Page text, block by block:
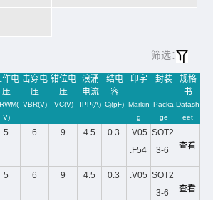
筛选：
作电
压
击穿电
压
钳位电
压
浪涌
电流
结电
容
印字 封装
规格
书
V)
VBR(V) VC(V) IPP(A) Cj(pF) Markin
g
Packa
ge
Datash
eet
5 6 9 4.5 0.3
.V05
.F54
SOT2
3-6
查看
5 6 9 4.5 0.3 .V05 SOT2
3-6
查看